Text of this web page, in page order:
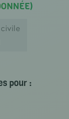
pour :